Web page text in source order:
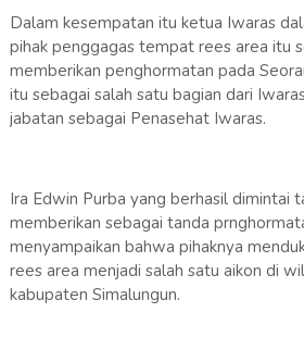
Dalam kesempatan itu ketua Iwaras
pihak penggagas tempat rees area itu
memberikan penghormatan pada
itu sebagai salah satu bagian dari
jabatan sebagai Penasehat Iwaras.
Ira Edwin Purba yang berhasil dimintai
memberikan sebagai tanda
menyampaikan bahwa pihaknya
rees area menjadi salah satu aikon di
kabupaten Simalungun.